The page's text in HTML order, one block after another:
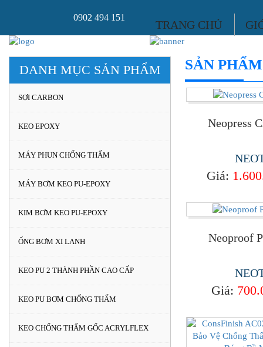
0902 494 151
TRANG CHỦ
SẢN PHẨM
Neopress
Giá:
Neoproof
Giá:
DANH MỤC SẢN PHẨM
SỢI CARBON
KEO EPOXY
MÁY PHUN CHỐNG THẤM
MÁY BƠM KEO PU-EPOXY
KIM BƠM KEO PU-EPOXY
ỐNG BƠM XI LANH
KEO PU 2 THÀNH PHẦN CAO CẤP
KEO PU BƠM CHỐNG THẤM
KEO CHỐNG THẤM GỐC ACRYLFLEX